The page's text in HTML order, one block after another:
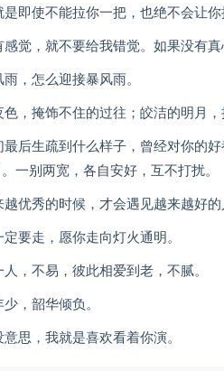
即使不能拉你一把，也绝不会让你
觉，就不要给我错觉。如果没有真
，怎么迎接暴风雨。
，掩饰不住的过往；皎洁的明月
最后生疏到什么样子，曾经对你的
一别两宽，各自安好，互不打扰。
优秀的时候，才会遇见越来越好的
要走，愿你走向灯火通明。
，不易，彼此相爱到老，不腻。
，韶华倾负。
思，我就是喜欢看着你演。